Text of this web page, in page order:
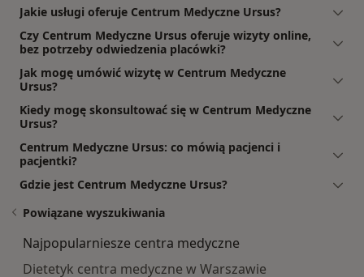
Jakie usługi oferuje Centrum Medyczne Ursus?
Czy Centrum Medyczne Ursus oferuje wizyty online,
bez potrzeby odwiedzenia placówki?
Jak mogę umówić wizytę w Centrum Medyczne
Ursus?
Kiedy mogę skonsultować się w Centrum Medyczne
Ursus?
Centrum Medyczne Ursus: co mówią pacjenci i
pacjentki?
Gdzie jest Centrum Medyczne Ursus?
Powiązane wyszukiwania
Najpopularniesze centra medyczne
Dietetyk centra medyczne w Warszawie